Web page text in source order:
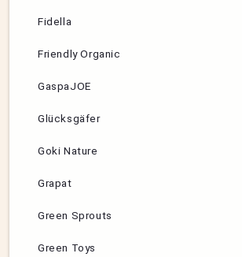
Fidella
Friendly Organic
GaspaJOE
Glücksgäfer
Goki Nature
Grapat
Green Sprouts
Green Toys